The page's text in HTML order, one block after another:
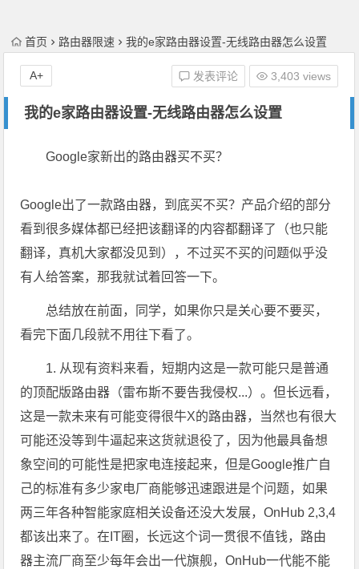
首页 路由器限速 我的e家路由器设置-无线路由器怎么设置
我的e家路由器设置-无线路由器怎么设置
发表评论 3,403 views
A+
Google家新出的路由器买不买？
Google出了一款路由器，到底买不买？产品介绍的部分
看到很多媒体都已经把该翻译的内容都翻译了（也只能
翻译，真机大家都没见到），不过买不买的问题似乎没
有人给答案，那我就试着回答一下。
总结放在前面，同学，如果你只是关心要不要买，
看完下面几段就不用往下看了。
1. 从现有资料来看，短期内这是一款可能只是普通
的顶配版路由器（雷布斯不要告我侵权...）。但长远看，
这是一款未来有可能变得很牛X的路由器，当然也有很大
可能还没等到牛逼起来这货就退役了，因为他最具备想
象空间的可能性是把家电连接起来，但是Google推广自
己的标准有多少家电厂商能够迅速跟进是个问题，如果
两三年各种智能家庭相关设备还没大发展，OnHub 2,3,4
都该出来了。在IT圈，长远这个词一贯很不值钱，路由
器主流厂商至少每年会出一代旗舰，OnHub一代能不能